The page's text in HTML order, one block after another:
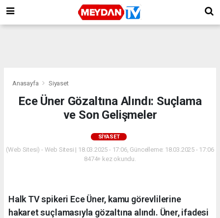
Anasayfa Siyaset
Ece Üner Gözaltına Alındı: Suçlama
ve Son Gelişmeler
SIYASET
(Web Sitesi) - Web Sitesi | 18.03.2025 - 17:06, Güncelleme: 18.03.2025 - 17:06
8474+ kez okundu.
Halk TV spikeri Ece Üner, kamu görevlilerine
hakaret suçlamasıyla gözaltına alındı. Üner, ifadesi